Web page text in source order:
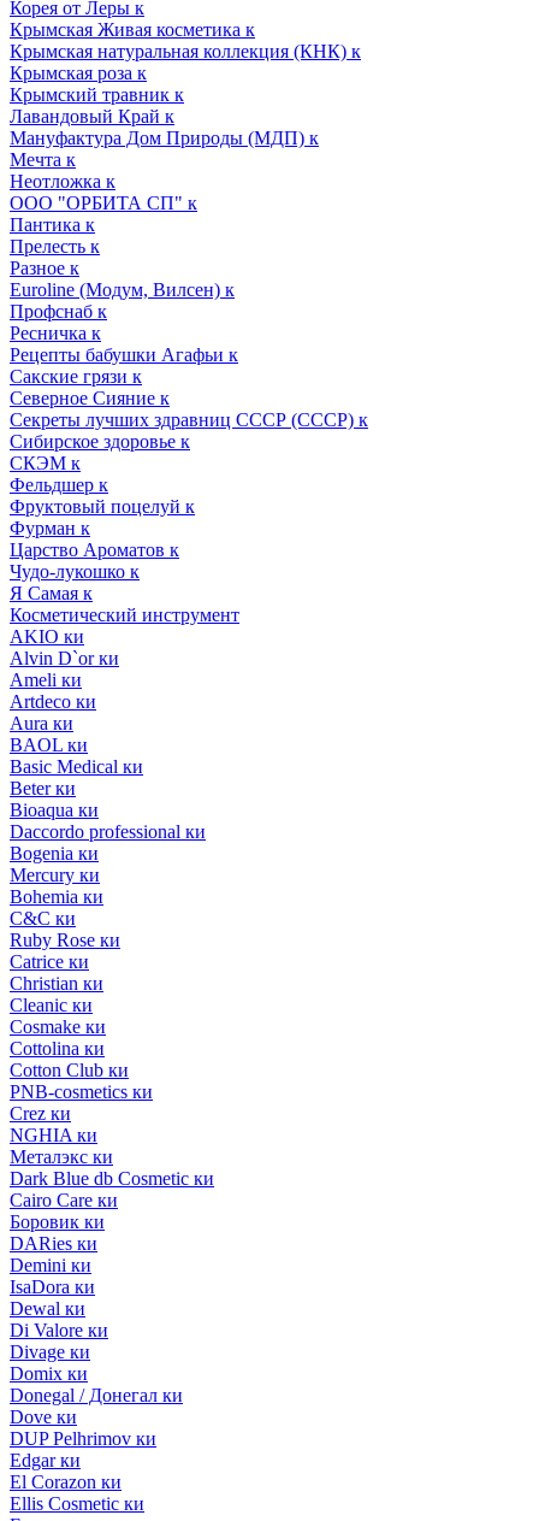
Корея от Леры к
Крымская Живая косметика к
Крымская натуральная коллекция (КНК) к
Крымская роза к
Крымский травник к
Лавандовый Край к
Мануфактура Дом Природы (МДП) к
Мечта к
Неотложка к
ООО "ОРБИТА СП" к
Пантика к
Прелесть к
Разное к
Euroline (Модум, Вилсен) к
Профснаб к
Ресничка к
Рецепты бабушки Агафьи к
Сакские грязи к
Северное Сияние к
Секреты лучших здравниц СССР (СССР) к
Сибирское здоровье к
СКЭМ к
Фельдшер к
Фруктовый поцелуй к
Фурман к
Царство Ароматов к
Чудо-лукошко к
Я Самая к
Косметический инструмент
AKIO ки
Alvin D`or ки
Ameli ки
Artdeco ки
Aura ки
BAOL ки
Basic Medical ки
Beter ки
Bioaqua ки
Daccordo professional ки
Bogenia ки
Mercury ки
Bohemia ки
C&C ки
Ruby Rose ки
Catrice ки
Christian ки
Cleanic ки
Cosmake ки
Cottolina ки
Cotton Club ки
PNB-cosmetics ки
Crez ки
NGHIA ки
Металэкс ки
Dark Blue db Cosmetic ки
Cairo Care ки
Боровик ки
DARies ки
Demini ки
IsaDora ки
Dewal ки
Di Valore ки
Divage ки
Domix ки
Donegal / Донегал ки
Dove ки
DUP Pelhrimov ки
Edgar ки
El Corazon ки
Ellis Cosmetic ки